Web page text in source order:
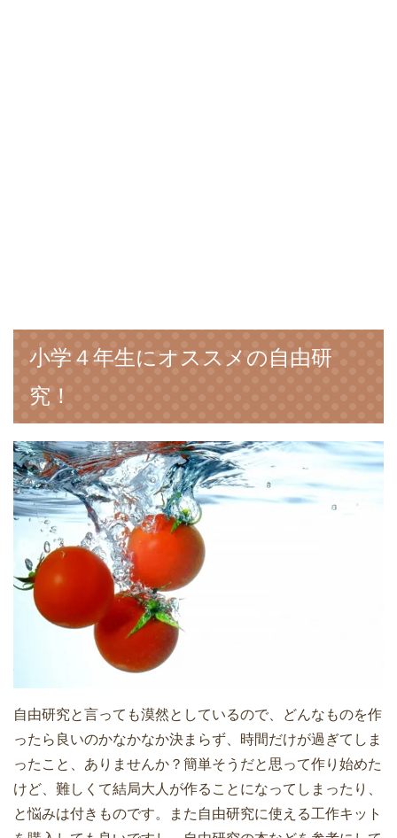
小学４年生にオススメの自由研
究！
自由研究と言っても漠然としているので、どんなものを作
ったら良いのかなかなか決まらず、時間だけが過ぎてしま
ったこと、ありませんか？簡単そうだと思って作り始めた
けど、難しくて結局大人が作ることになってしまったり、
と悩みは付きものです。また自由研究に使える工作キット